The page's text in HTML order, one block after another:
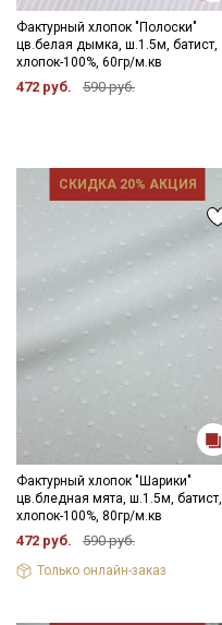
Фактурный хлопок "Полоски"
цв.белая дымка, ш.1.5м, батист,
хлопок-100%, 60гр/м.кв
472 руб. 590 руб.
СКИДКА 20% АКЦИЯ
Фактурный хлопок "Шарики"
цв.бледная мята, ш.1.5м, батист,
хлопок-100%, 80гр/м.кв
472 руб. 590 руб.
Только онлайн-заказ